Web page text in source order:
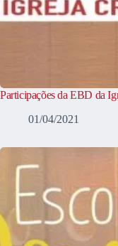
Participações da EBD da
01/04/2021